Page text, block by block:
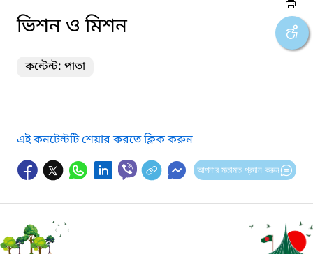
ভিশন ও মিশন
কন্টেন্ট: পাতা
এই কনটেন্টটি শেয়ার করতে ক্লিক করুন
আপনার মতামত প্রদান করুন